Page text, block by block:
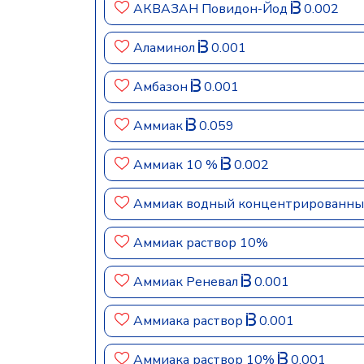
АКВАЗАН Повидон-Йод 0.002
Аламинол 0.001
Амбазон 0.001
Аммиак 0.059
Аммиак 10 % 0.002
Аммиак водный
Аммиак раствор 10%
Аммиак Реневал 0.001
Аммиака раствор 0.001
Аммиака раствор 10% 0.001